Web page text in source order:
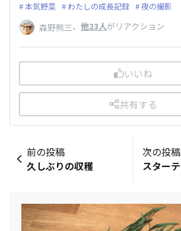
本気野菜 わたしの成長記録 夜の撮影
森野熊三、 他23人がリアクション
いいね
共有する
前の投稿
久しぶりの収穫
次の投稿